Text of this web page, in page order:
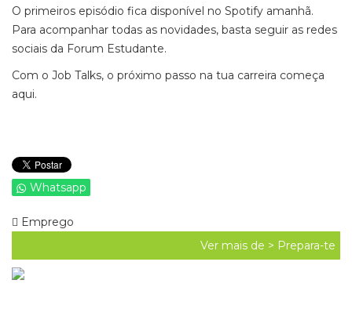
O primeiros episódio fica disponível no Spotify amanhã.
Para acompanhar todas as novidades, basta seguir as redes
sociais da Forum Estudante.
Com o Job Talks, o próximo passo na tua carreira começa
aqui.
Whatsapp
Emprego
Ver mais de > Prepara-te